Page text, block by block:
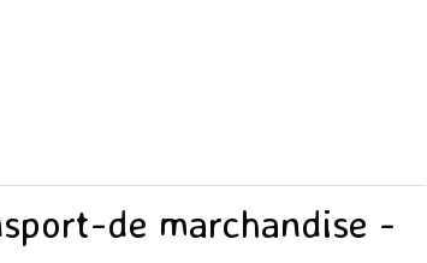
de marchandise -